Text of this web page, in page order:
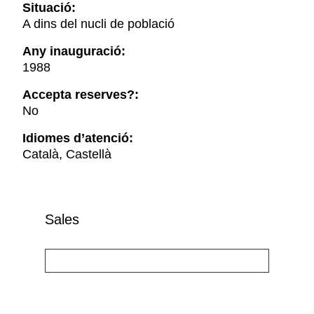
Situació:
A dins del nucli de població
Any inauguració:
1988
Accepta reserves?:
No
Idiomes d’atenció:
Català, Castellà
Sales